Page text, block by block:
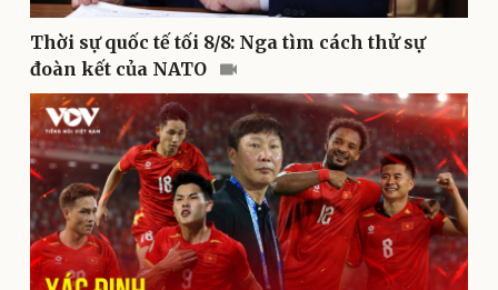
Giá cà phê
Thời sự quốc tế tối 8/8: Nga tìm cách thử sự
đoàn kết của NATO